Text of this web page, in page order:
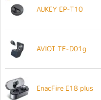
AUKEY EP-T10
AVIOT TE-D01g
EnacFire E18 plus